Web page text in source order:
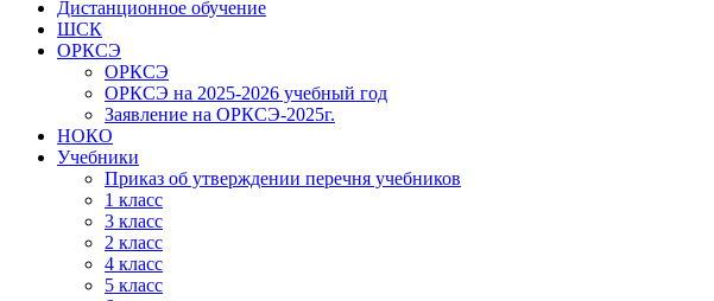
Дистанционное обучение
ШСК
ОРКСЭ
ОРКСЭ
ОРКСЭ на 2025-2026 учебный год
Заявление на ОРКСЭ-2025г.
НОКО
Учебники
Приказ об утверждении перечня учебников
1 класс
3 класс
2 класс
4 класс
5 класс